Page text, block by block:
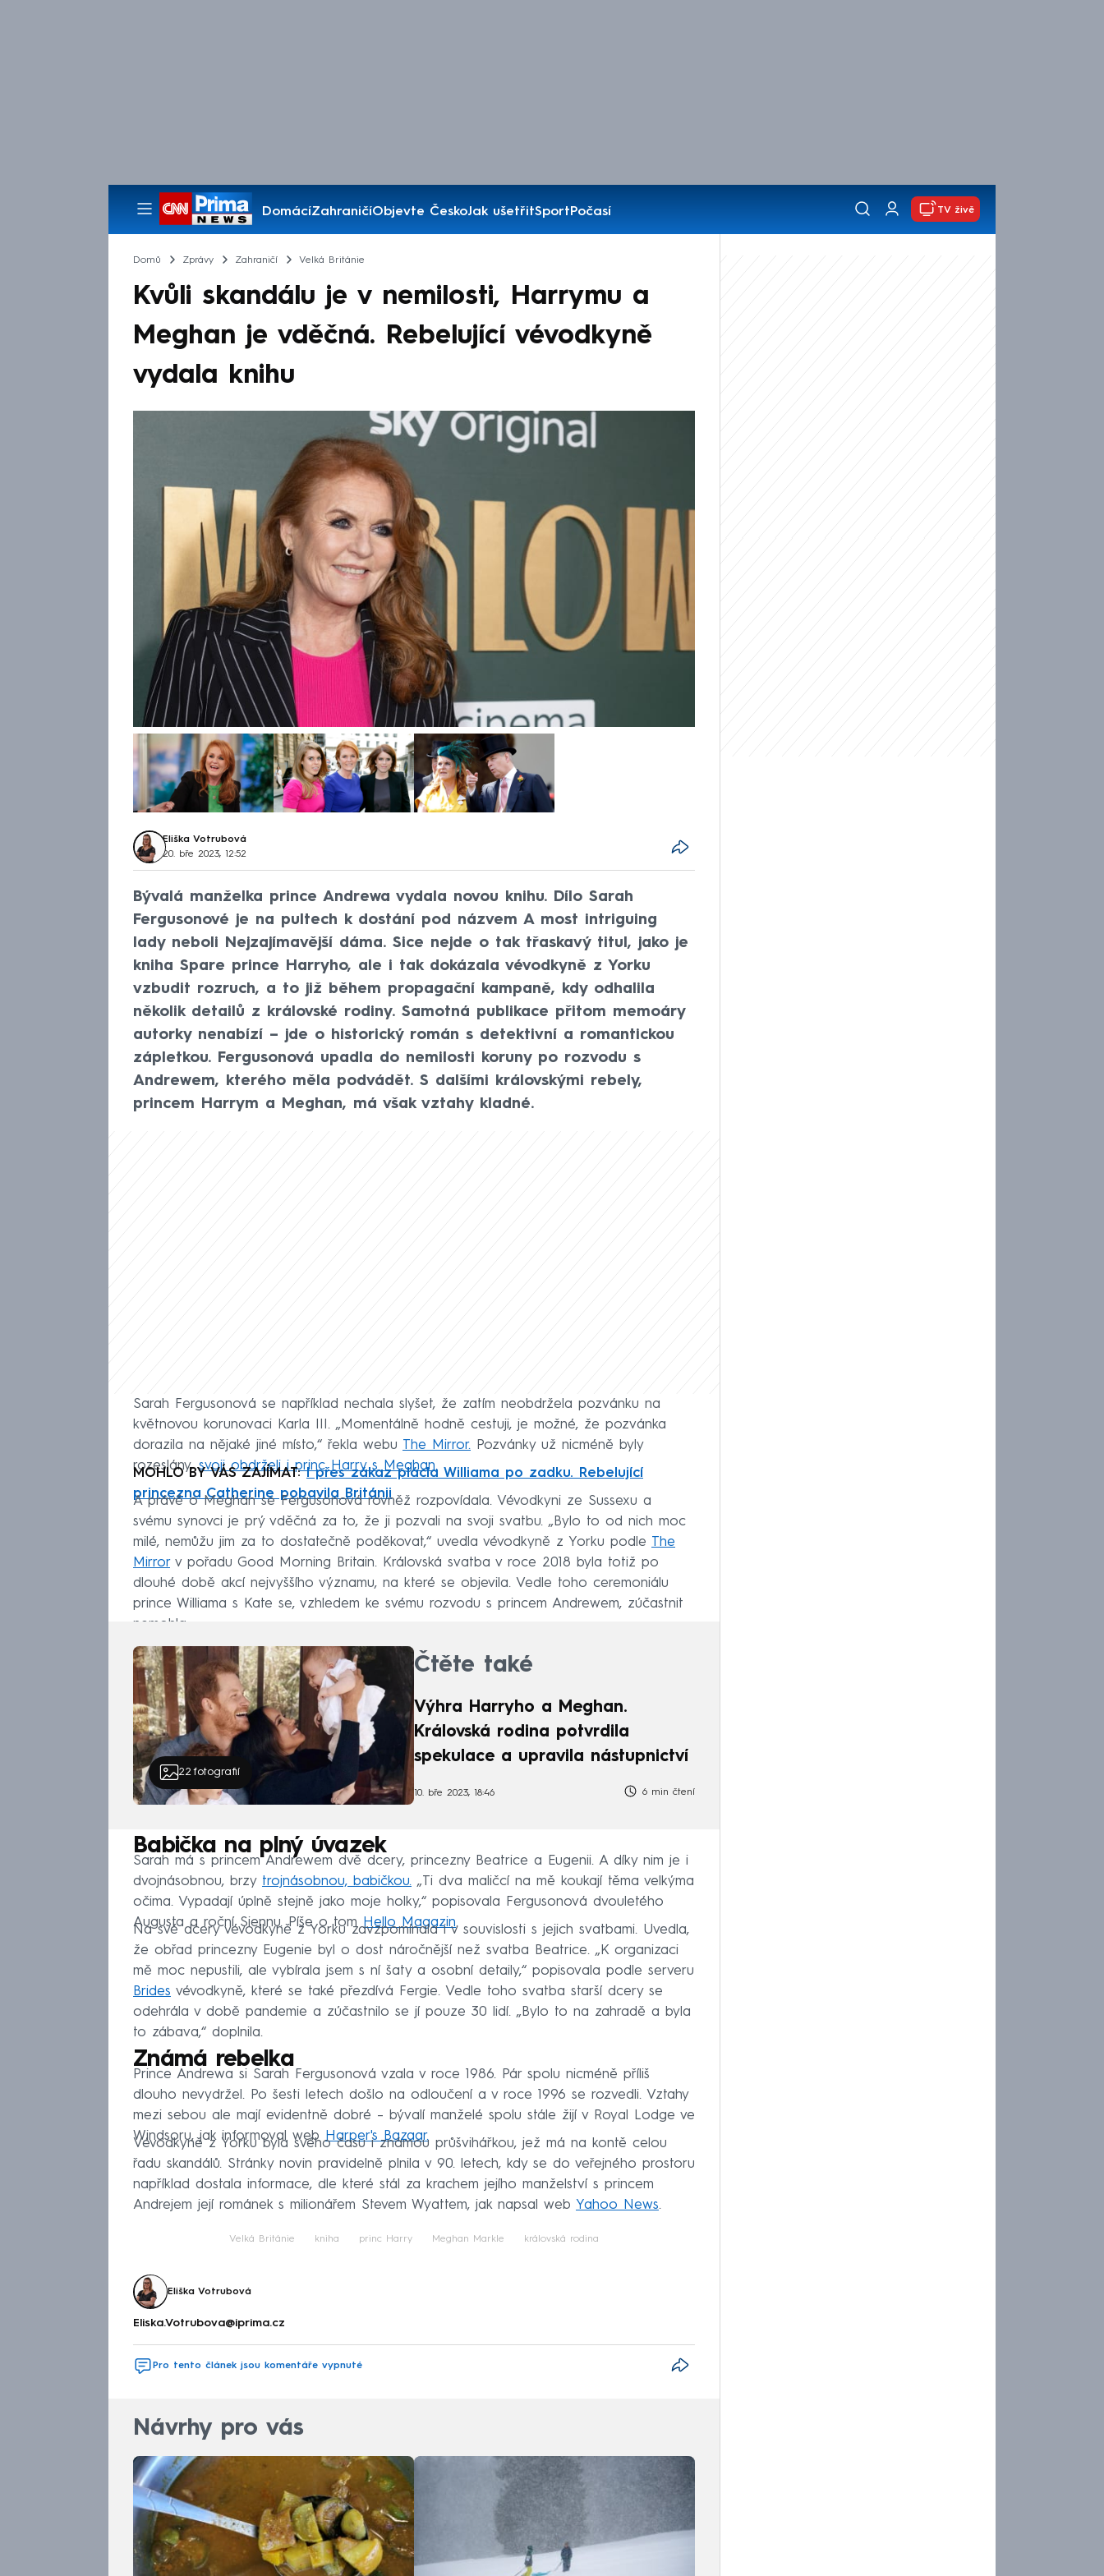
DomácíZahraničíObjevte ČeskoJak ušetřitSportPočasí
Pořady
TV živě
Domů Zprávy Zahraničí Velká Británie
Kvůli skandálu je v nemilosti, Harrymu a
Meghan je vděčná. Rebelující vévodkyně
vydala knihu
Eliška Votrubová
20. bře 2023, 12:52
Bývalá manželka prince Andrewa vydala novou knihu. Dílo Sarah
Fergusonové je na pultech k dostání pod názvem A most intriguing
lady neboli Nejzajímavější dáma. Sice nejde o tak třaskavý titul, jako je
kniha Spare prince Harryho, ale i tak dokázala vévodkyně z Yorku
vzbudit rozruch, a to již během propagační kampaně, kdy odhalila
několik detailů z královské rodiny. Samotná publikace přitom memoáry
autorky nenabízí – jde o historický román s detektivní a romantickou
zápletkou. Fergusonová upadla do nemilosti koruny po rozvodu s
Andrewem, kterého měla podvádět. S dalšími královskými rebely,
princem Harrym a Meghan, má však vztahy kladné.
Sarah Fergusonová se například nechala slyšet, že zatím neobdržela pozvánku na
květnovou korunovaci Karla III. „Momentálně hodně cestuji, je možné, že pozvánka
dorazila na nějaké jiné místo,“ řekla webu The Mirror. Pozvánky už nicméně byly
rozeslány,svoji obdrželi i princ Harry s Meghan.
MOHLO BY VÁS ZAJÍMAT:I přes zákaz plácla Williama po zadku. Rebelující
princezna Catherine pobavila Británii
A právě o Meghan se Fergusonová rovněž rozpovídala. Vévodkyni ze Sussexu a
svému synovci je prý vděčná za to, že ji pozvali na svoji svatbu. „Bylo to od nich moc
milé, nemůžu jim za to dostatečně poděkovat,“ uvedla vévodkyně z Yorku podle The
Mirrorv pořadu Good Morning Britain. Královská svatba v roce 2018 byla totiž po
dlouhé době akcí nejvyššího významu, na které se objevila. Vedle toho ceremoniálu
prince Williama s Kate se, vzhledem ke svému rozvodu s princem Andrewem, zúčastnit
nemohla.
22fotografií
Čtěte také
Výhra Harryho a Meghan.
Královská rodina potvrdila
spekulace a upravila nástupnictví
10. bře 2023, 18:46 6 min čtení
Babička na plný úvazek
Sarah má s princem Andrewem dvě dcery, princezny Beatrice a Eugenii. A díky nim je i
dvojnásobnou, brzy trojnásobnou, babičkou. „Ti dva maličcí na mě koukají těma velkýma
očima. Vypadají úplně stejně jako moje holky,“ popisovala Fergusonová dvouletého
Augusta a roční Siennu. Píše o tom
Hello Magazin.
Na své dcery vévodkyně z Yorku zavzpomínala i v souvislosti s jejich svatbami. Uvedla,
že obřad princezny Eugenie byl o dost náročnější než svatba Beatrice. „K organizaci
mě moc nepustili, ale vybírala jsem s ní šaty a osobní detaily,“ popisovala podle serveru
Brides vévodkyně, které se také přezdívá Fergie. Vedle toho svatba starší dcery se
odehrála v době pandemie a zúčastnilo se jí pouze 30 lidí. „Bylo to na zahradě a byla
to zábava,“ doplnila.
Známá rebelka
Prince Andrewa si Sarah Fergusonová vzala v roce 1986. Pár spolu nicméně příliš
dlouho nevydržel. Po šesti letech došlo na odloučení a v roce 1996 se rozvedli. Vztahy
mezi sebou ale mají evidentně dobré – bývalí manželé spolu stále žijí v Royal Lodge ve
Windsoru, jak informoval web
Harper's Bazaar.
Vévodkyně z Yorku byla svého času i známou průšvihářkou, jež má na kontě celou
řadu skandálů. Stránky novin pravidelně plnila v 90. letech, kdy se do veřejného prostoru
například dostala informace, dle které stál za krachem jejího manželství s princem
Andrejem její románek s milionářem Stevem Wyattem, jak napsal web Yahoo News.
Velká Británie kniha princ Harry Meghan Markle královská rodina
Eliška Votrubová
Eliska.Votrubova@iprima.cz
Pro tento článek jsou komentáře vypnuté
Návrhy pro vás